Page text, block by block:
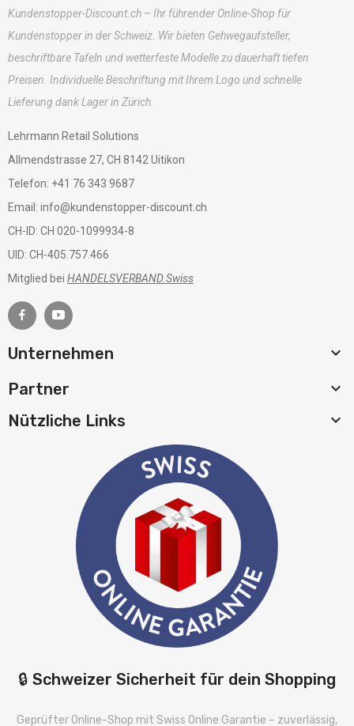
Kundenstopper-Discount.ch – Ihr führender Online-Shop für
Kundenstopper in der Schweiz. Wir bieten Gehwegaufsteller,
beschriftbare Tafeln und wetterfeste Modelle zu dauerhaft tiefen
Preisen. Individuelle Beschriftung mit Ihrem Logo und schnelle
Lieferung dank Lager in Zürich.
Lehrmann Retail Solutions
Allmendstrasse 27, CH 8142 Uitikon
Telefon: +41 76 343 9687
Email: info@kundenstopper-discount.ch
CH-ID: CH 020-1099934-8
UID: CH-405.757.466
Mitglied bei HANDELSVERBAND.Swiss
Unternehmen

Partner

Nützliche Links

🔒 Schweizer Sicherheit für dein Shopping
Geprüfter Online-Shop mit Swiss Online Garantie – zuverlässig,